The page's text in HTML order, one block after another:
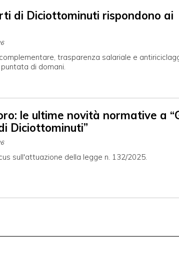
di Diciottominuti rispondono ai
trasparenza salariale e
di domani.
le ultime novità normative a
Diciottominuti”
sull'attuazione della legge n. 132/2025.